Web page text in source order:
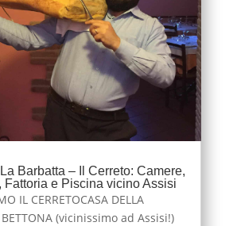
Barbatta – Il Cerreto: Camere,
Fattoria e Piscina vicino Assisi
IL CERRETOCASA DELLA
BETTONA (vicinissimo ad Assisi!)